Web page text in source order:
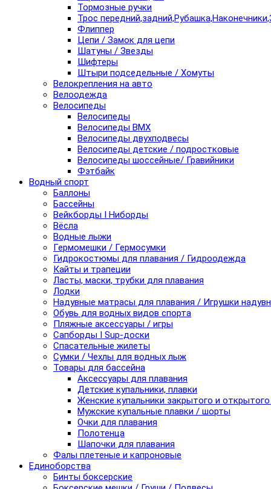
Тормозные ручки
Трос
Флиппер
Цепи / Замок для цепи
Шатуны / Звезды
Шифтеры
Штыри подседельные / Хомуты
Велокрепления на авто
Велоодежда
Велосипеды
Велосипеды
Велосипеды BMX
Велосипеды двухподвесы
Велосипеды детские / подростковые
Велосипеды шоссейные/ Гравийники
Фэтбайк
Водный спорт
Баллоны
Бассейны
Вейкборды I Ниборды
Вёсла
Водные лыжи
Гермомешки / Гермосумки
Гидрокостюмы для плавания / Гидроодежда
Кайты и трапеции
Ласты, маски, трубки для плавания
Лодки
Надувные матрасы для плавания / Игрушки
Обувь для водных видов спорта
Пляжные аксессуары / игры
Сапборды I Sup-доски
Спасательные жилеты
Сумки / Чехлы для водных лыж
Товары для бассейна
Аксессуары для плавания
Детские купальники, плавки
Женские купальники закрытого и
Мужские купальные плавки / шорты
Очки для плавания
Полотенца
Шапочки для плавания
Фалы плетеные и капроновые
Единоборства
Бинты боксерские